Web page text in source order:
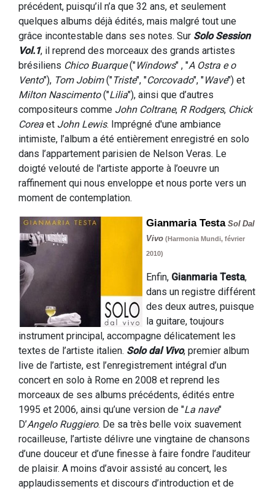
précédent, puisqu’il n’a que 32 ans, et seulement
quelques albums déjà édités, mais malgré tout une
grâce incontestable dans ses notes. Sur Solo Session
Vol.1, il reprend des morceaux des grands artistes
brésiliens Chico Buarque("Windows" , "A Ostra e o
Vento"), Tom Jobim("Triste", "Corcovado", "Wave") et
Milton Nascimento("Lilia"), ainsi que d’autres
compositeurs comme John Coltrane, R Rodgers, Chick
Corea et John Lewis. Imprégné d'une ambiance
intimiste, l’album a été entièrement enregistré en solo
dans l’appartement parisien de Nelson Veras. Le
doigté velouté de l'artiste apporte à l’oeuvre un
raffinement qui nous enveloppe et nous porte vers un
moment de contemplation.
Gianmaria Testa Sol Dal
Vivo (Harmonia Mundi, février
2010)
Enfin, Gianmaria Testa,
dans un registre différent
des deux autres, puisque
la guitare, toujours
instrument principal, accompagne délicatement les
textes de l’artiste italien. Solo dal Vivo, premier album
live de l’artiste, est l’enregistrement intégral d’un
concert en solo à Rome en 2008 et reprend les
morceaux de ses albums précédents, édités entre
1995 et 2006, ainsi qu’une version de "La nave"
D’Angelo Ruggiero. De sa très belle voix suavement
rocailleuse, l’artiste délivre une vingtaine de chansons
d’une douceur et d’une finesse à faire fondre l’auditeur
de plaisir. A moins d’avoir assisté au concert, les
applaudissements et discours d’introduction et de